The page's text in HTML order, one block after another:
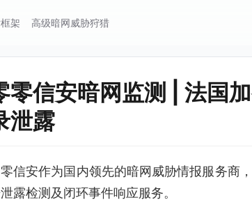
架 高级暗网威胁狩猎
零信安暗网监测 | 法国
泄露
信安作为国内领先的暗网威胁情报服务商
露检测及闭环事件响应服务。